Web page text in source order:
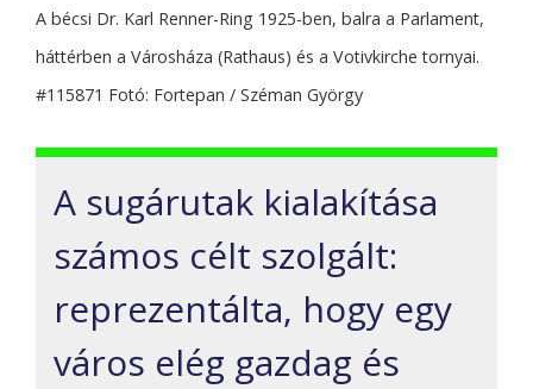
A bécsi Dr. Karl Renner-Ring 1925-ben, balra a Parlament,
háttérben a Városháza (Rathaus) és a Votivkirche tornyai.
#115871 Fotó: Fortepan / Széman György
A sugárutak kialakítása
számos célt szolgált:
reprezentálta, hogy egy
város elég gazdag és